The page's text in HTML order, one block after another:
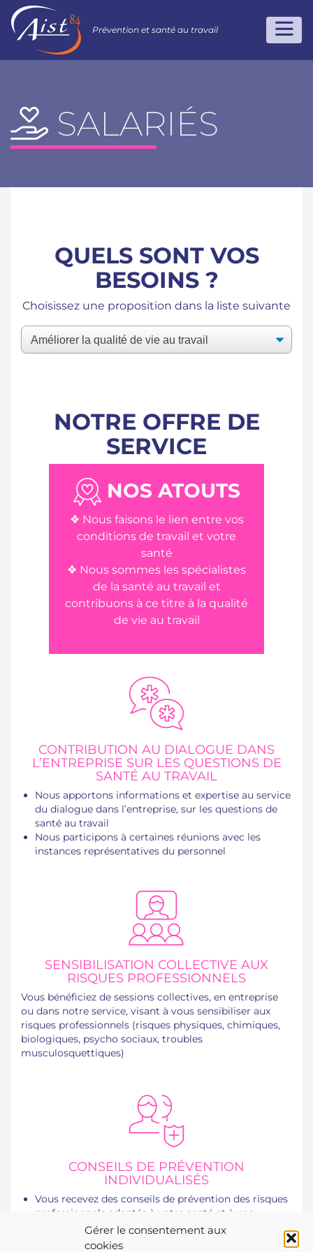
Gérer le consentement aux
cookies
Prévention et santé au travail
SALARIÉS
QUELS SONT VOS
BESOINS ?
Choisissez une proposition dans la liste suivante
NOTRE OFFRE DE
SERVICE
NOS ATOUTS
❖ Nous faisons le lien entre vos
conditions de travail et votre
santé
❖ Nous sommes les spécialistes
de la santé au travail et
contribuons à ce titre à la qualité
de vie au travail
CONTRIBUTION AU DIALOGUE DANS
L’ENTREPRISE SUR LES QUESTIONS DE
SANTÉ AU TRAVAIL
Nous apportons informations et expertise au service
du dialogue dans l’entreprise, sur les questions de
santé au travail
Nous participons à certaines réunions avec les
instances représentatives du personnel
SENSIBILISATION COLLECTIVE AUX
RISQUES PROFESSIONNELS
Vous bénéficiez de sessions collectives, en entreprise
ou dans notre service, visant à vous sensibiliser aux
risques professionnels (risques physiques, chimiques,
biologiques, psycho sociaux, troubles
musculosquettiques)
CONSEILS DE PRÉVENTION
INDIVIDUALISÉS
Vous recevez des conseils de prévention des risques
professionnels adaptés à votre santé et à vos
conditions de travail
Vous recevez des conseils sur des bonnes habitudes